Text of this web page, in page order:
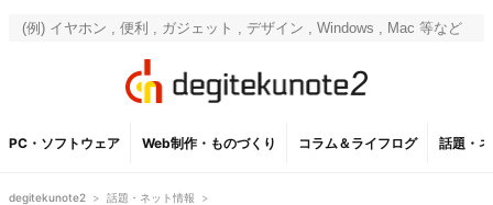
PC・ソフトウェア Web制作・ものづくり コラム＆ライフログ 話題・
degitekunote2 > 話題・ネット情報 >